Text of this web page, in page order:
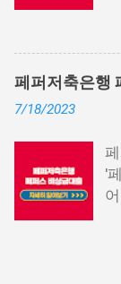
7.
페퍼저축은행
7/18/2023
'